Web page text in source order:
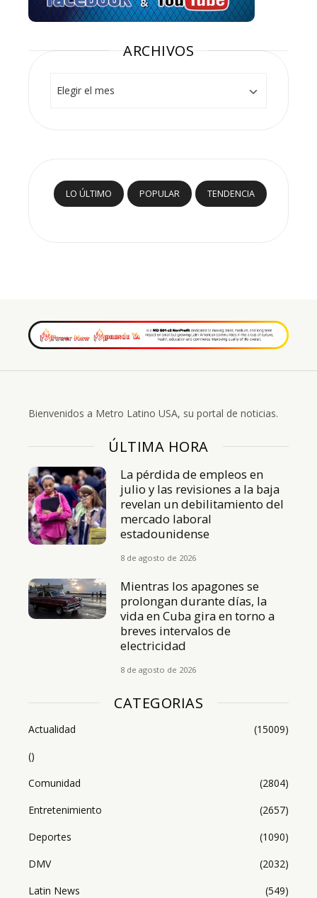
ARCHIVOS
LO ÚLTIMO POPULAR TENDENCIA
Bienvenidos a Metro Latino USA, su portal de noticias.
ÚLTIMA HORA
La pérdida de empleos en
julio y las revisiones a la baja
revelan un debilitamiento del
mercado laboral
estadounidense
8 de agosto de 2026
Mientras los apagones se
prolongan durante días, la
vida en Cuba gira en torno a
breves intervalos de
electricidad
8 de agosto de 2026
CATEGORIAS
Actualidad
(15009)
()
Comunidad
(2804)
Entretenimiento
(2657)
Deportes
(1090)
DMV
(2032)
Latin News
(549)